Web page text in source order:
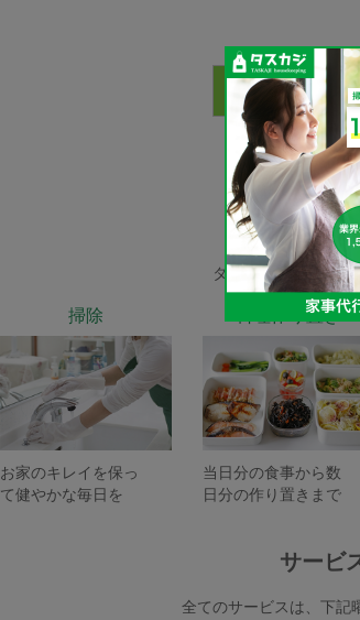
家事代
タスカジで依頼でき
掃除
お家のキレイを保っ
て健やかな毎日を
料理作り置き
当日分の食事から数
日分の作り置きまで
サービ
全てのサービスは、下記